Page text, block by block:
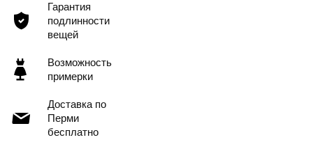
Гарантия
подлинности
вещей
Возможность
примерки
Доставка по
Перми
бесплатно